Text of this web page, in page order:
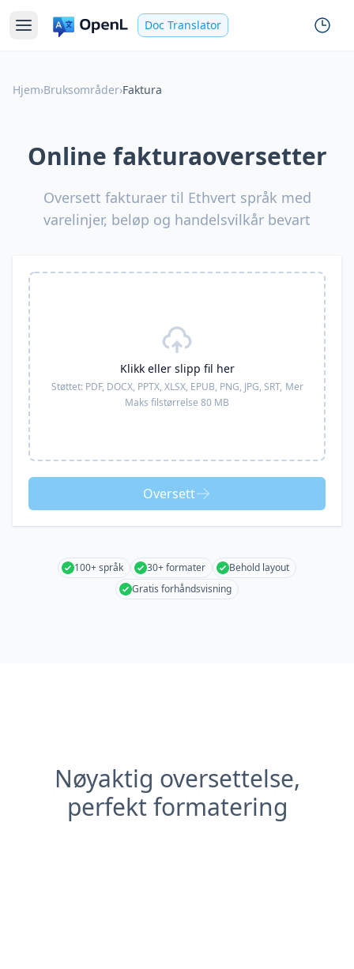
Doc Translator
Hjem›Bruksområder›Faktura
Online fakturaoversetter
Oversett fakturaer til Ethvert språk med
varelinjer, beløp og handelsvilkår bevart
Klikk eller slipp fil her
Støttet: PDF, DOCX, PPTX, XLSX, EPUB, PNG, JPG, SRT, Mer
Maks filstørrelse 80 MB
Oversett
100+ språk 30+ formater
Behold layout
Gratis forhåndsvisning
Nøyaktig oversettelse,
perfekt formatering